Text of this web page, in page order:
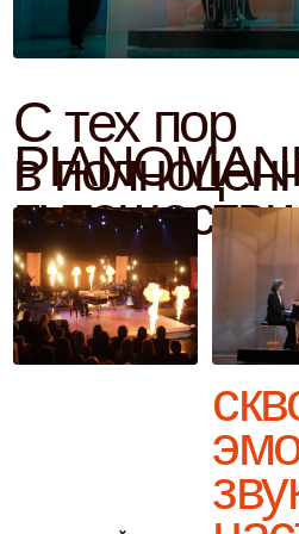
– от легкой мечтательности до
Маликова в рамках проекта
«разговаривать» с душой,
временные и жанровые
Проект включает в
студийные альбомы и
концерты, но и
образовательные
коллаборации с
общем, всё, что
фортепианную
многогранный опыт